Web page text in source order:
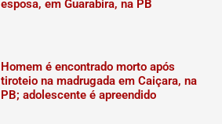
esposa, em Guarabira, na PB
Homem é encontrado morto após
tiroteio na madrugada em Caiçara, na
PB; adolescente é apreendido